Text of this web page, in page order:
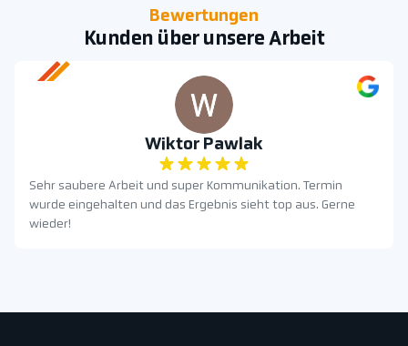
Bewertungen
Kunden über unsere Arbeit
Wiktor Pawlak
Sehr saubere Arbeit und super Kommunikation. Termin
wurde eingehalten und das Ergebnis sieht top aus. Gerne
wieder!